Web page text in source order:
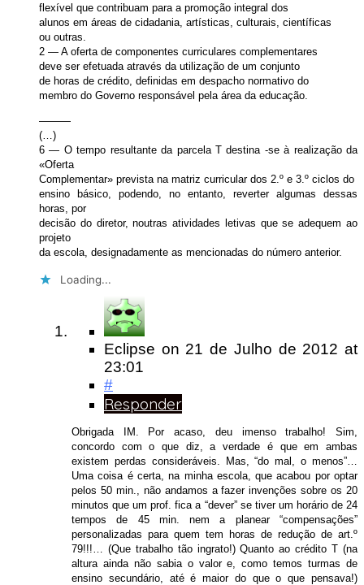
flexível que contribuam para a promoção integral dos
alunos em áreas de cidadania, artísticas, culturais, científicas
ou outras.
2 — A oferta de componentes curriculares complementares
deve ser efetuada através da utilização de um conjunto
de horas de crédito, definidas em despacho normativo do
membro do Governo responsável pela área da educação.
———
(…)
6 — O tempo resultante da parcela T destina -se à realização da
«Oferta
Complementar» prevista na matriz curricular dos 2.º e 3.º ciclos do
ensino básico, podendo, no entanto, reverter algumas dessas
horas, por
decisão do diretor, noutras atividades letivas que se adequem ao
projeto
da escola, designadamente as mencionadas do número anterior.
Loading...
Eclipse on 21 de Julho de 2012at
23:01
#
Responder
Obrigada IM. Por acaso, deu imenso trabalho! Sim,
concordo com o que diz, a verdade é que em ambas
existem perdas consideráveis. Mas, “do mal, o menos”…
Uma coisa é certa, na minha escola, que acabou por optar
pelos 50 min., não andamos a fazer invenções sobre os 20
minutos que um prof. fica a “dever” se tiver um horário de 24
tempos de 45 min. nem a planear “compensações”
personalizadas para quem tem horas de redução de art.º
79!!!… (Que trabalho tão ingrato!) Quanto ao crédito T (na
altura ainda não sabia o valor e, como temos turmas de
ensino secundário, até é maior do que o que pensava!)